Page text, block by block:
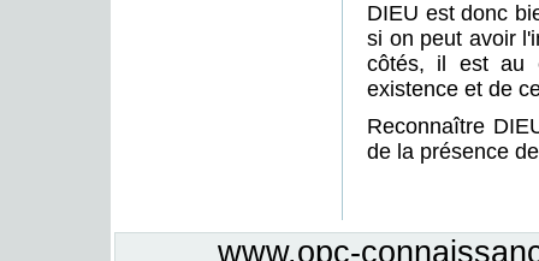
DIEU est donc
si on peut avoir
côtés, il est au
existence et de
Reconnaître
de la présence
www.opc-